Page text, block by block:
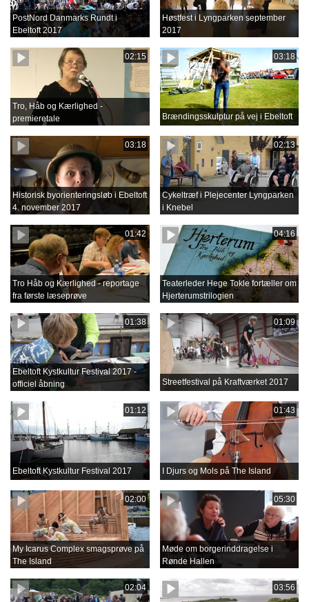
PostNord Danmarks Rundt i
Ebeltoft 2017
Høstfest i Lyngparken september
2017
02:15
Tro, Håb og Kærlighed -
premieretale
03:18
Brændingsskulptur på vej i Ebeltoft
03:18
Historisk byorienteringsløb i Ebeltoft
4. november 2017
02:13
Cykeltræf i Plejecenter Lyngparken
i Knebel
01:42
Tro Håb og Kærlighed - reportage
fra første læseprøve
04:16
Teaterleder Hege Tokle fortæller om
Hjerterumstrilogien
01:38
Ebeltoft Kystkultur Festival 2017 -
officiel åbning
01:09
Streetfestival på Kraftværket 2017
01:12
Ebeltoft Kystkultur Festival 2017
01:43
I Djurs og Mols på The Island
02:00
My Icarus Complex smagsprøve på
The Island
05:30
Møde om borgerinddragelse i
Rønde Hallen
02:04 03:56